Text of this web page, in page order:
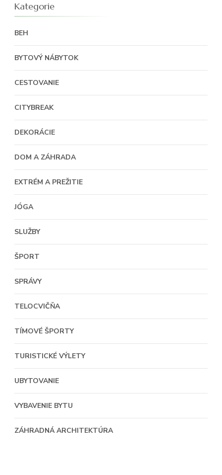
Kategorie
BEH
BYTOVÝ NÁBYTOK
CESTOVANIE
CITYBREAK
DEKORÁCIE
DOM A ZÁHRADA
EXTRÉM A PREŽITIE
JÓGA
SLUŽBY
ŠPORT
SPRÁVY
TELOCVIČŇA
TÍMOVÉ ŠPORTY
TURISTICKÉ VÝLETY
UBYTOVANIE
VYBAVENIE BYTU
ZÁHRADNÁ ARCHITEKTÚRA